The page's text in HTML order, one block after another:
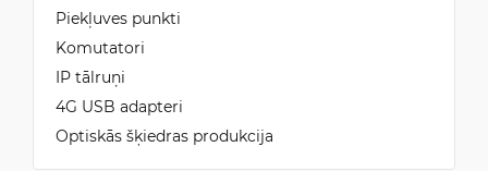
Piekļuves punkti
Komutatori
IP tālruņi
4G USB adapteri
Optiskās šķiedras produkcija